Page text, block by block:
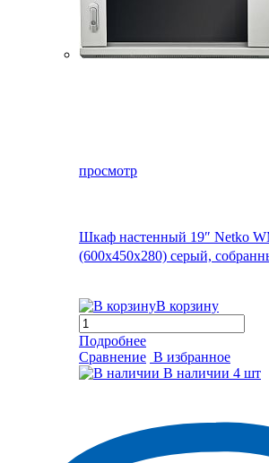
просмотр
Шкаф настенный 19″ Netko
(600x450x280) серый,
В корзину
Подробнее
Сравнение В избранное
В наличии 4 шт